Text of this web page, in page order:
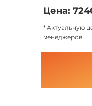
Цена:
* Актуальную
менеджеров